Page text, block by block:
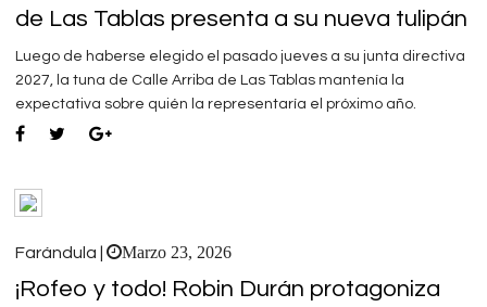
de Las Tablas presenta a su nueva tulipán
Luego de haberse elegido el pasado jueves a su junta directiva
2027, la tuna de Calle Arriba de Las Tablas mantenía la
expectativa sobre quién la representaría el próximo año.
Farándula | Marzo 23, 2026
¡Rofeo y todo! Robin Durán protagoniza